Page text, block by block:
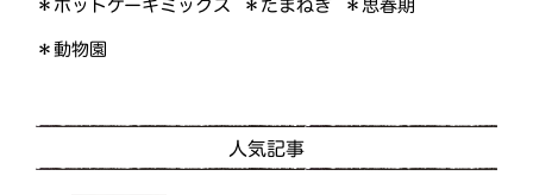
＊ホットケーキミックス ＊たまねぎ ＊思春期
＊動物園
人気記事